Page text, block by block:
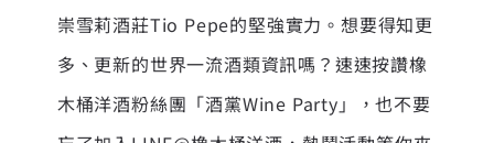
崇雪莉酒莊Tio Pepe的堅強實力。想要得知更
多、更新的世界一流酒類資訊嗎？速速按讚橡
木桶洋酒粉絲團「酒黨Wine Party」，也不要